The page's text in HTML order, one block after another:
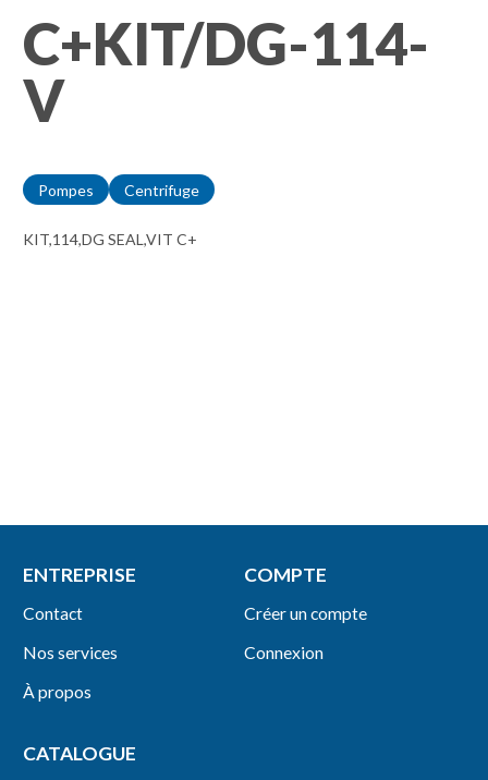
C+KIT/DG-114-
V
Pompes Centrifuge
KIT,114,DG SEAL,VIT C+
ENTREPRISE
Contact
Nos services
À propos
COMPTE
Créer un compte
Connexion
CATALOGUE